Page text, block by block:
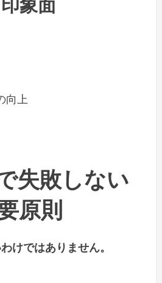
向上
失敗しない
原則
けではありません。